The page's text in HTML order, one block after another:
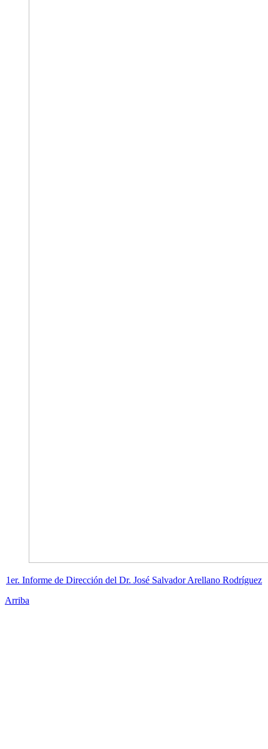
1er. Informe de Dirección del Dr. José Salvador Arellano Rodríguez
Arriba